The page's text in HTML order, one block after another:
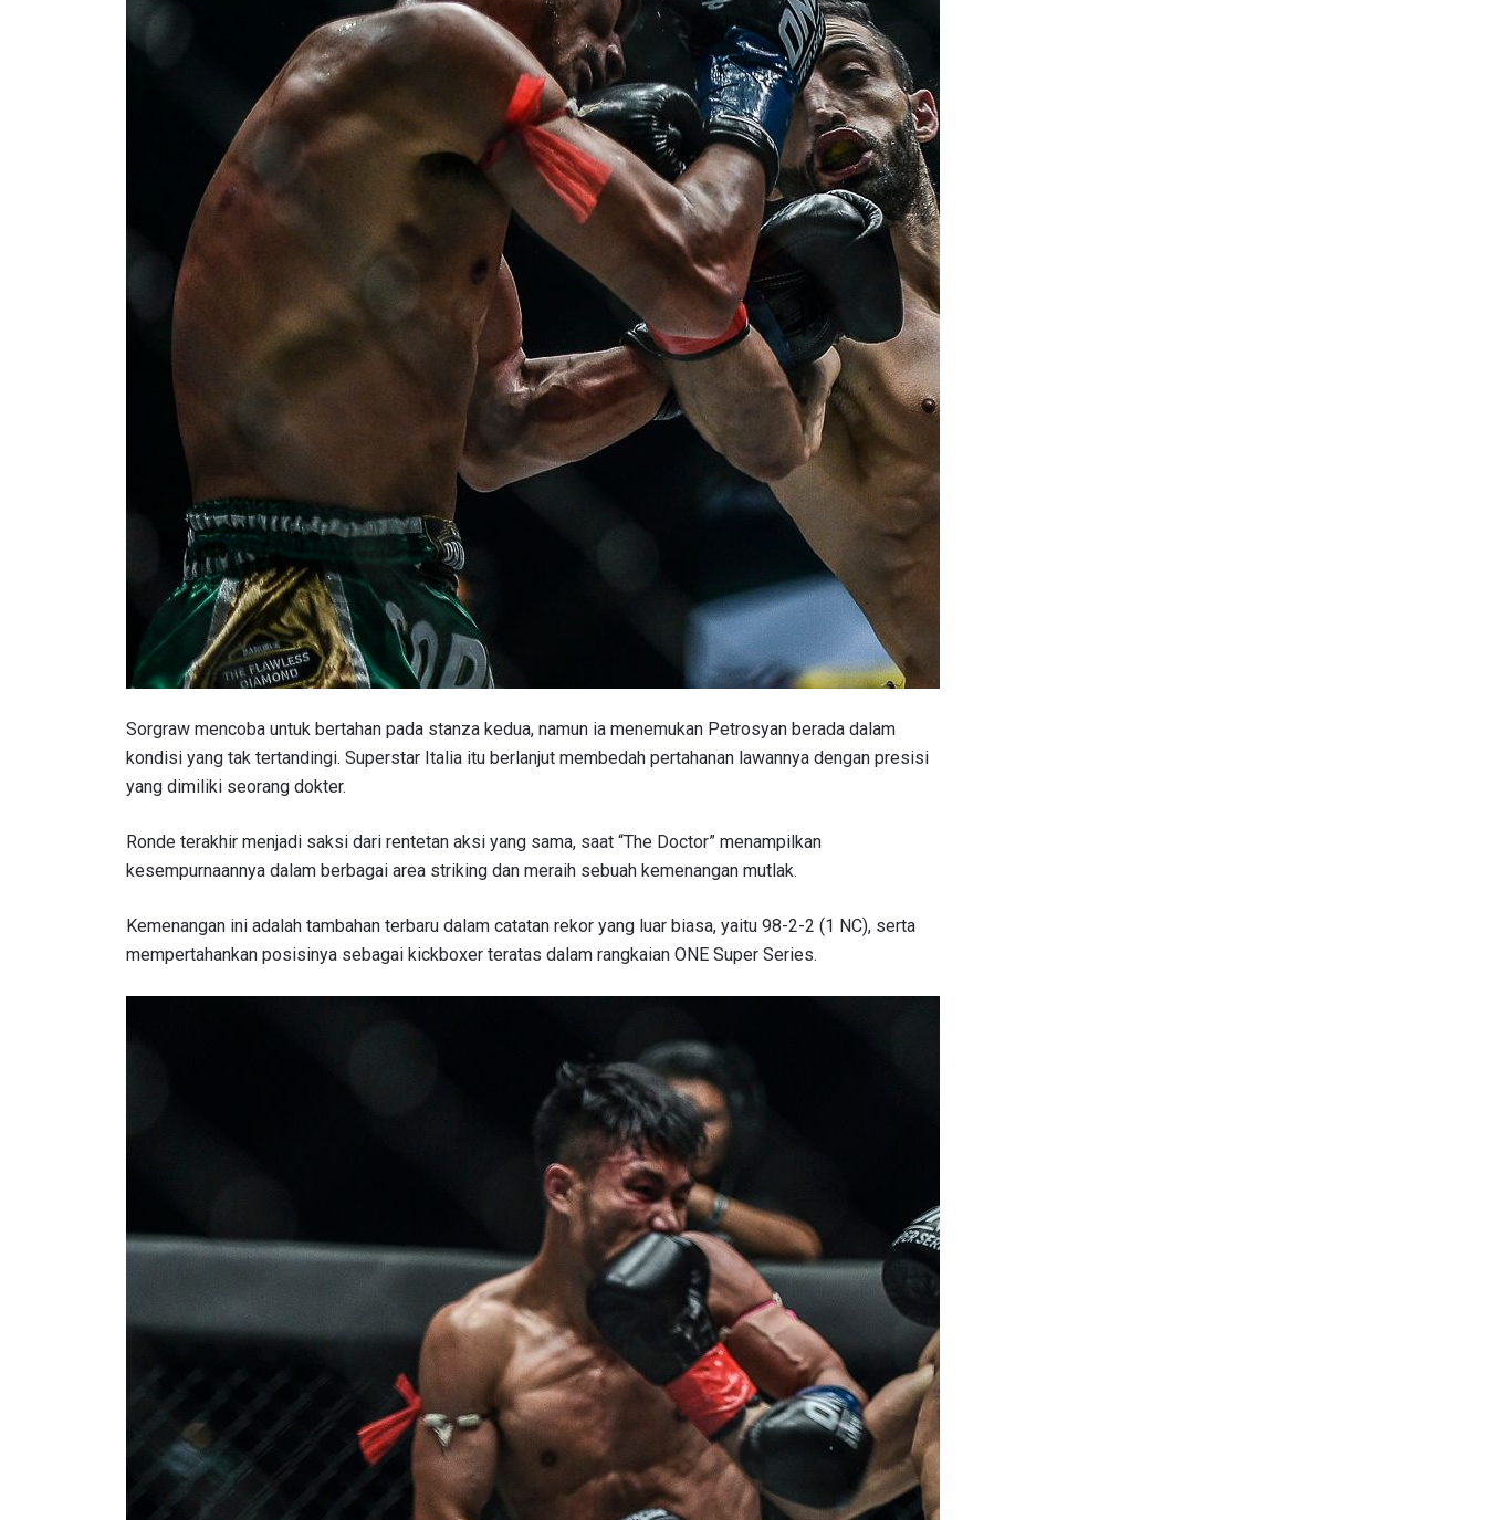
Sorgraw mencoba untuk bertahan pada stanza kedua, namun ia menemukan Petrosyan berada dalam
kondisi yang tak tertandingi. Superstar Italia itu berlanjut membedah pertahanan lawannya dengan presisi
yang dimiliki seorang dokter.
Ronde terakhir menjadi saksi dari rentetan aksi yang sama, saat “The Doctor” menampilkan
kesempurnaannya dalam berbagai area striking dan meraih sebuah kemenangan mutlak.
Kemenangan ini adalah tambahan terbaru dalam catatan rekor yang luar biasa, yaitu 98-2-2 (1 NC), serta
mempertahankan posisinya sebagai kickboxer teratas dalam rangkaian ONE Super Series.
LAWAN
IKUTI PERKEMBANGAN TERBARU
Bawa ONE Championship kemana pun anda pergi! Daftar sekarang untuk mendapat
EMAIL
NAMA
Dengan mengirimkan formulir ini, anda menyetujui pengumpulan, penggunaan dan
pembukaan informasi anda berdasarkan
membatalkan (unsubscribe) dari jenis komunikasi ini kapan saja.